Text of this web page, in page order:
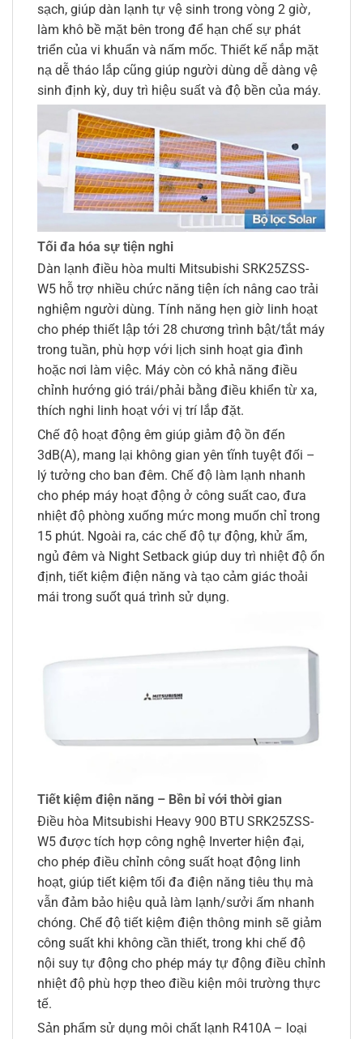
sạch, giúp dàn lạnh tự vệ sinh trong vòng 2 giờ,
làm khô bề mặt bên trong để hạn chế sự phát
triển của vi khuẩn và nấm mốc. Thiết kế nắp mặt
nạ dễ tháo lắp cũng giúp người dùng dễ dàng vệ
sinh định kỳ, duy trì hiệu suất và độ bền của máy.
Tối đa hóa sự tiện nghi
Dàn lạnh điều hòa multi Mitsubishi SRK25ZSS-
W5 hỗ trợ nhiều chức năng tiện ích nâng cao trải
nghiệm người dùng. Tính năng hẹn giờ linh hoạt
cho phép thiết lập tới 28 chương trình bật/tắt máy
trong tuần, phù hợp với lịch sinh hoạt gia đình
hoặc nơi làm việc. Máy còn có khả năng điều
chỉnh hướng gió trái/phải bằng điều khiển từ xa,
thích nghi linh hoạt với vị trí lắp đặt.
Chế độ hoạt động êm giúp giảm độ ồn đến
3dB(A), mang lại không gian yên tĩnh tuyệt đối –
lý tưởng cho ban đêm. Chế độ làm lạnh nhanh
cho phép máy hoạt động ở công suất cao, đưa
nhiệt độ phòng xuống mức mong muốn chỉ trong
15 phút. Ngoài ra, các chế độ tự động, khử ẩm,
ngủ đêm và Night Setback giúp duy trì nhiệt độ ổn
định, tiết kiệm điện năng và tạo cảm giác thoải
mái trong suốt quá trình sử dụng.
Tiết kiệm điện năng – Bền bỉ với thời gian
Điều hòa Mitsubishi Heavy 900 BTU SRK25ZSS-
W5 được tích hợp công nghệ Inverter hiện đại,
cho phép điều chỉnh công suất hoạt động linh
hoạt, giúp tiết kiệm tối đa điện năng tiêu thụ mà
vẫn đảm bảo hiệu quả làm lạnh/sưởi ấm nhanh
chóng. Chế độ tiết kiệm điện thông minh sẽ giảm
công suất khi không cần thiết, trong khi chế độ
nội suy tự động cho phép máy tự động điều chỉnh
nhiệt độ phù hợp theo điều kiện môi trường thực
tế.
Sản phẩm sử dụng môi chất lạnh R410A – loại